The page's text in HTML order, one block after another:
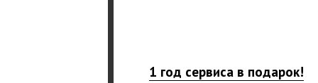
1 год сервиса в подарок!